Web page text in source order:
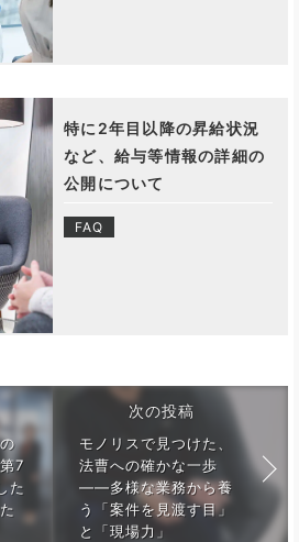
特に2年目以降の昇給状況
など、給与等情報の詳細の
公開について
FAQ
7
た
次の投稿
モノリスで見つけた、
法曹への確かな一歩
——多様な業務から養
う「案件を見渡す目」
と「現場力」